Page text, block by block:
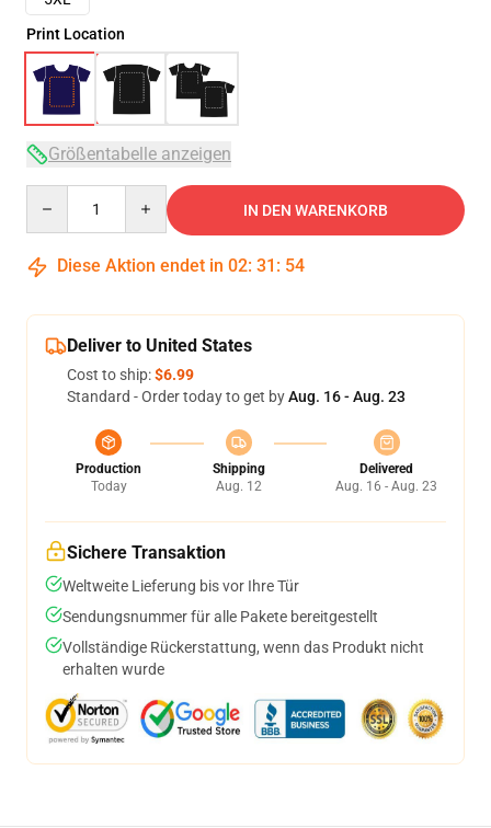
Print Location
Größentabelle anzeigen
IN DEN WARENKORB
Diese Aktion endet in 02: 31 : 53
Deliver to United States
Cost to ship:$6.99
Standard - Order today to get byAug. 16 - Aug. 23
Production
Today
Shipping
Aug. 12
Delivered
Aug. 16 - Aug. 23
Sichere Transaktion
Weltweite Lieferung bis vor Ihre Tür
Sendungsnummer für alle Pakete bereitgestellt
Vollständige Rückerstattung, wenn das Produkt nicht
erhalten wurde